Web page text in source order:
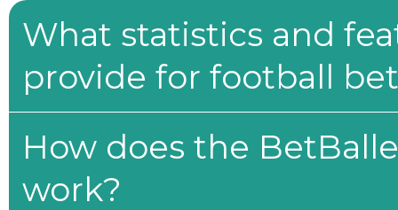
What statistics and
provide for football
How does the
work?